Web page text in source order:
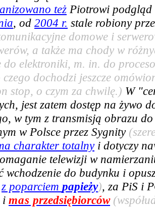
też Piotrowi
, od 2004 r. stale robiony
domowe i
a także ma chody w
do elektroniki, m. in. do
dochodzi jeszcze
stop, o czym za chwilę.) W
jest zatem dostęp na żywo
w tym z transmisją obrazu
w Polsce przez Sygnity
charakter totalnyi dotyczy
telewizji w
wchodzenie do budynku i
z poparciem papieży), za PiS i
i mas przedsiębiorców